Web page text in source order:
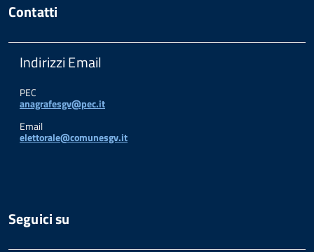
Contatti
Indirizzi Email
PEC
anagrafesgv@pec.it
Email
elettorale@comunesgv.it
Seguici su